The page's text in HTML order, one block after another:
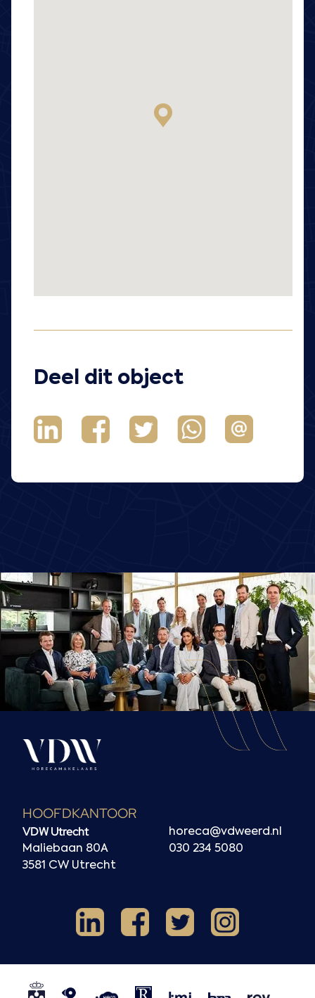
Deel dit object
HOOFDKANTOOR
VDW Utrecht
Maliebaan 80A
3581 CW Utrecht
horeca@vdweerd.nl
030 234 5080
LinkedInFacebook
X Instagram
NVM
Horecaspot NRVT